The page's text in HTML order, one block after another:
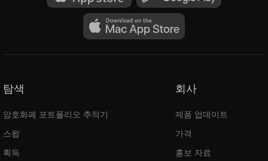
탐색
암호화폐 포트폴리오 추적기
스왑
획득
회사
제품 업데이트
가격
홍보 자료